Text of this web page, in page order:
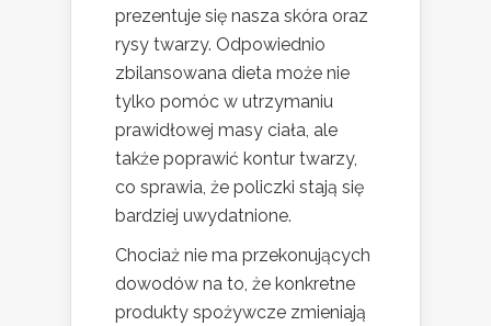
prezentuje się nasza skóra oraz
rysy twarzy. Odpowiednio
zbilansowana dieta może nie
tylko pomóc w utrzymaniu
prawidłowej masy ciała, ale
także poprawić kontur twarzy,
co sprawia, że policzki stają się
bardziej uwydatnione.
Chociaż nie ma przekonujących
dowodów na to, że konkretne
produkty spożywcze zmieniają